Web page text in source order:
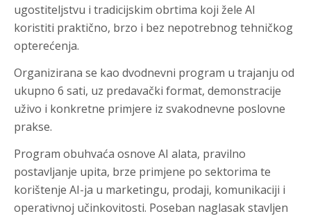
ugostiteljstvu i tradicijskim obrtima koji žele AI
koristiti praktično, brzo i bez nepotrebnog tehničkog
opterećenja.
Organizirana se kao dvodnevni program u trajanju od
ukupno 6 sati, uz predavački format, demonstracije
uživo i konkretne primjere iz svakodnevne poslovne
prakse.
Program obuhvaća osnove AI alata, pravilno
postavljanje upita, brze primjene po sektorima te
korištenje AI-ja u marketingu, prodaji, komunikaciji i
operativnoj učinkovitosti. Poseban naglasak stavljen